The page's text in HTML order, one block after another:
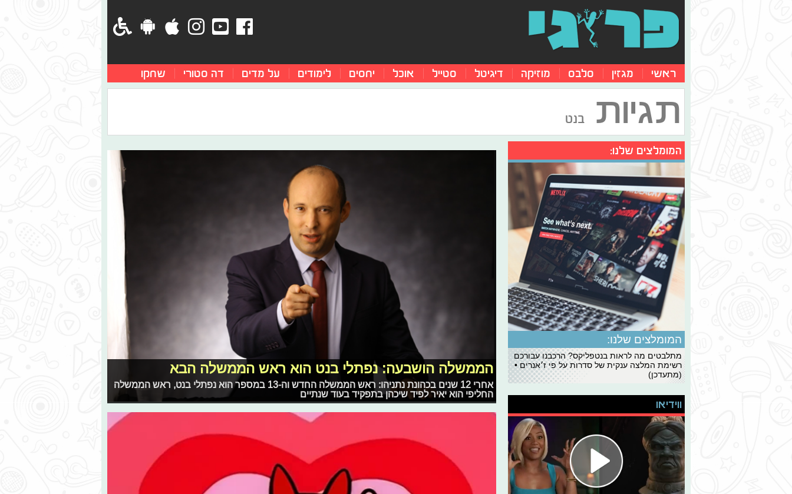
ראשי מגזין סלבס מוזיקה דיגיטל סטייל אוכל יחסים לימודים על מדים דה סטורי שחקו
תגיות בנט
הממשלה הושבעה: נפתלי בנט הוא ראש הממשלה הבא
אחרי 12 שנים בכהונת נתניהו: ראש הממשלה החדש וה-13 במספר הוא נפתלי בנט, ראש הממשלה
החליפי הוא יאיר לפיד שיכהן בתפקיד בעוד שנתיים
המומלצים שלנו:
המומלצים שלנו:
מתלבטים מה לראות בנטפליקס? הרכבנו עבורכם
רשימת המלצה ענקית של סדרות על פי ז׳אנרים •
(מתעדכן)
ווידיאו